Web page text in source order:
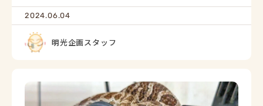
2024.06.04
明光企画スタッフ